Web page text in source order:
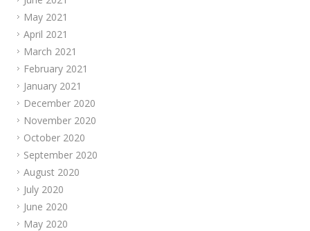
May 2021
April 2021
March 2021
February 2021
January 2021
December 2020
November 2020
October 2020
September 2020
August 2020
July 2020
June 2020
May 2020